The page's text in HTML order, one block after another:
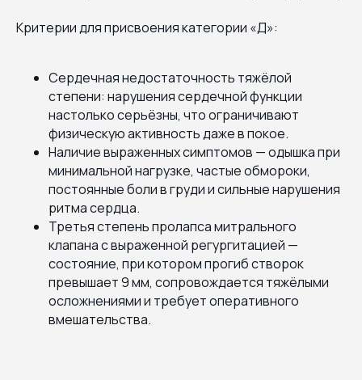
Критерии для присвоения категории «Д»:
Сердечная недостаточность тяжёлой
степени: нарушения сердечной функции
настолько серьёзны, что ограничивают
физическую активность даже в покое.
Наличие выраженных симптомов — одышка при
минимальной нагрузке, частые обмороки,
постоянные боли в груди и сильные нарушения
ритма сердца.
Третья степень пролапса митрального
клапана с выраженной регургитацией —
состояние, при котором прогиб створок
превышает 9 мм, сопровождается тяжёлыми
осложнениями и требует оперативного
вмешательства.